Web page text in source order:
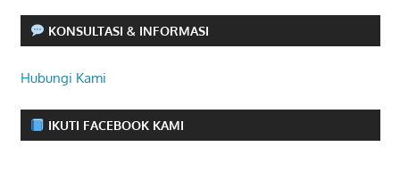
KONSULTASI & INFORMASI
Hubungi Kami
IKUTI FACEBOOK KAMI